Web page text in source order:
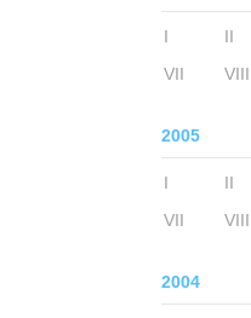
I II
VII
VIII
2005
I II
VII
VIII
2004